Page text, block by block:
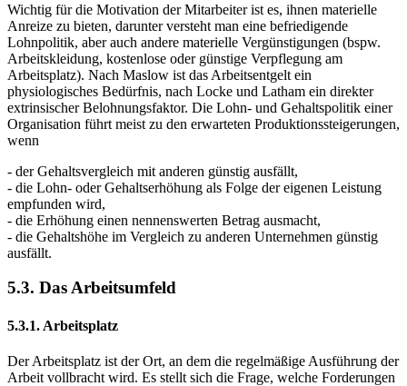
Wichtig für die Motivation der Mitarbeiter ist es, ihnen materielle
Anreize zu bieten, darunter versteht man eine befriedigende
Lohnpolitik, aber auch andere materielle Vergünstigungen (bspw.
Arbeitskleidung, kostenlose oder günstige Verpflegung am
Arbeitsplatz). Nach Maslow ist das Arbeitsentgelt ein
physiologisches Bedürfnis, nach Locke und Latham ein direkter
extrinsischer Belohnungsfaktor. Die Lohn- und Gehaltspolitik einer
Organisation führt meist zu den erwarteten Produktionssteigerungen,
wenn
- der Gehaltsvergleich mit anderen günstig ausfällt,
- die Lohn- oder Gehaltserhöhung als Folge der eigenen Leistung
empfunden wird,
- die Erhöhung einen nennenswerten Betrag ausmacht,
- die Gehaltshöhe im Vergleich zu anderen Unternehmen günstig
ausfällt.
5.3. Das Arbeitsumfeld
5.3.1. Arbeitsplatz
Der Arbeitsplatz ist der Ort, an dem die regelmäßige Ausführung der
Arbeit vollbracht wird. Es stellt sich die Frage, welche Forderungen